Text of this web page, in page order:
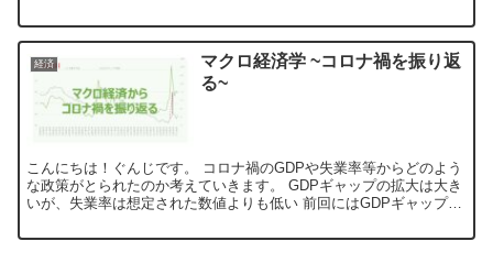
経済
マクロ経済学 ~コロナ禍を振り返
る~
こんにちは！ぐんじです。 コロナ禍のGDPや失業率等からどのよう
な政策がとられたのか考えていきます。 GDPギャップの拡大は大き
いが、失業率は想定された数値よりも低い 前回にはGDPギャップと